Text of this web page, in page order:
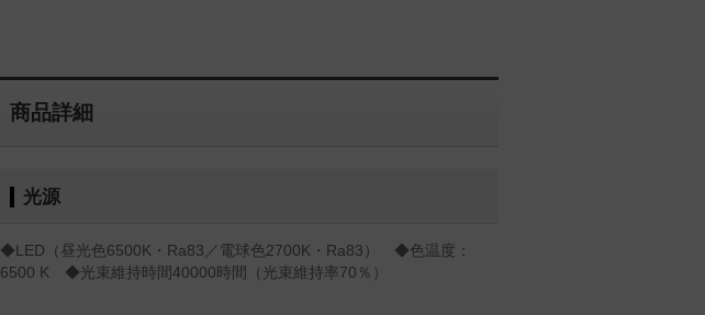
商品詳細
光源
◆LED（昼光色6500K・Ra83／電球色2700K・Ra83） ◆色温度：
6500 K ◆光束維持時間40000時間（光束維持率70％）